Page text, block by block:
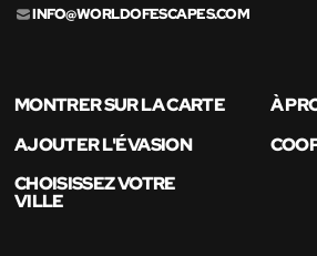
INFO@WORLDOFESCAPES.COM
MONTRER SUR LA CARTE
À
AJOUTER L'ÉVASION
CHOISISSEZ VOTRE
VILLE